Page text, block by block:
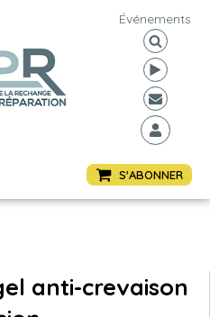
Événements
S'ABONNER
anti-crevaison